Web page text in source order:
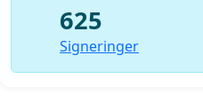
625
Signeringer